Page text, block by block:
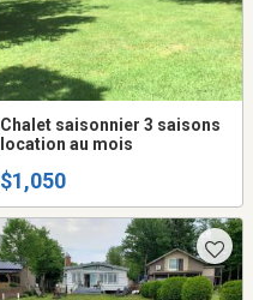
Chalet saisonnier 3 saisons
location au mois
$1,050